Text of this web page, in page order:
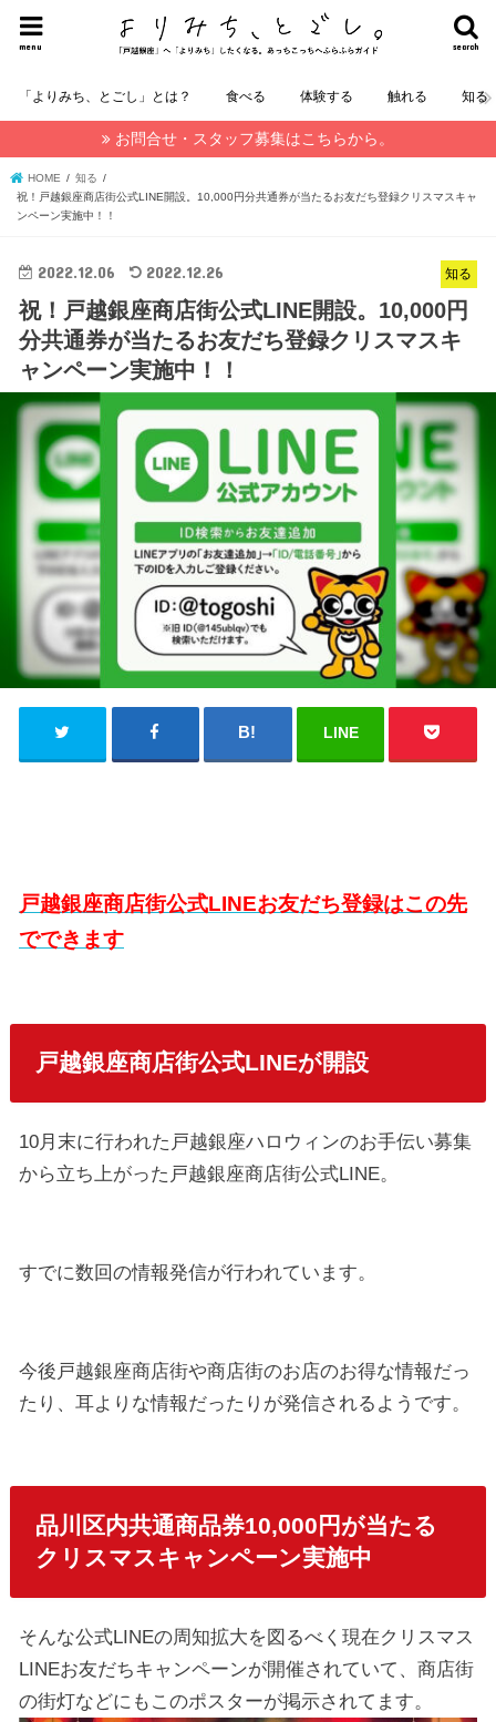
search
menu
「よりみち、とごし」とは？ 食べる 体験する 触れる 知る
お問合せ・スタッフ募集はこちらから。
HOME
知る
祝！戸越銀座商店街公式LINE開設。10,000円分共通券が当たるお友だち登録クリスマスキャ
ンペーン実施中！！
知る
2022.12.06 2022.12.26
祝！戸越銀座商店街公式LINE開設。10,000円
分共通券が当たるお友だち登録クリスマスキ
ャンペーン実施中！！
LINE
戸越銀座商店街公式LINEお友だち登録はこの先
でできます
戸越銀座商店街公式LINEが開設
10月末に行われた戸越銀座ハロウィンのお手伝い募集
から立ち上がった戸越銀座商店街公式LINE。
すでに数回の情報発信が行われています。
今後戸越銀座商店街や商店街のお店のお得な情報だっ
たり、耳よりな情報だったりが発信されるようです。
品川区内共通商品券10,000円が当たる
クリスマスキャンペーン実施中
そんな公式LINEの周知拡大を図るべく現在クリスマス
LINEお友だちキャンペーンが開催されていて、商店街
の街灯などにもこのポスターが掲示されてます。